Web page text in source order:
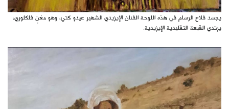
يجسد فلاح الرسام في هذه اللوحة الفنان الإيزيدي الشهير عيدو كتي، وهو مغنٍ فلكلوري،
يرتدي القبعة التقليدية الإيزيدية.